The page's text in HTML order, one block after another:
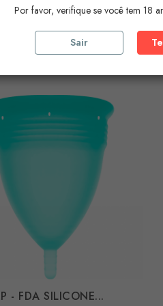
- FDA SILICONE...
Por favor, verifique se você tem 18
Sair